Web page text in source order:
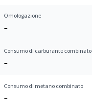
Omologazione
–
Consumo di carburante combinato
–
Consumo di metano combinato
–